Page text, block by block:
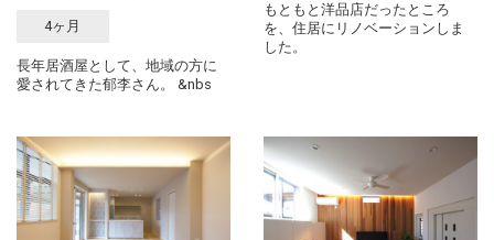
4ヶ月
長年居酒屋として、地域の方に
愛されてきた郁李さん。 &nbs
もともと洋品店だったところ
を、住居にリノベーションしま
した。